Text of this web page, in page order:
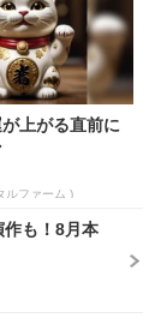
が上がる直前に
ルファーム )
作も！8月本